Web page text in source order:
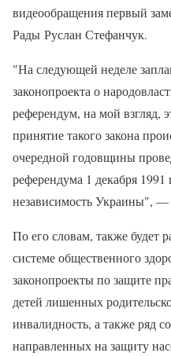
видеообращения первый
Рады Руслан Стефанчук.
"На следующей неделе
законопроекта о
референдум, на мой взгляд,
принятие такого закона
очередной годовщины
референдума 1 декабря
независимость Украины", —
По его словам, также будет
системе общественного
законопроекты по защите
детей лишенных
инвалидность, а также ряд
направленных на защиту